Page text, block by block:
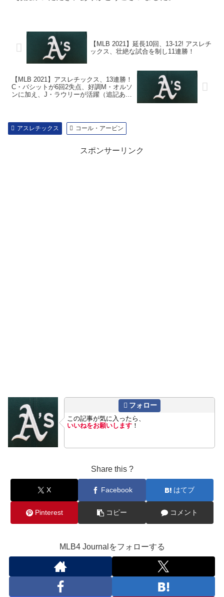
【MLB 2021】延長10回、13-12! アスレチ
ックス、壮絶な試合を制し11連勝！
【MLB 2021】アスレチックス、13連勝！
C・バシットが6回2失点、好調M・オルソ
ンに加え、J・ラウリーが活躍（追記あ
アスレチックス コール・アービン
スポンサーリンク
フォロー
この記事が気に入ったら、
いいねをお願いします ！
Share this ?
X Facebook はてブ
Pinterest コピー コメント
MLB4 Journalをフォローする